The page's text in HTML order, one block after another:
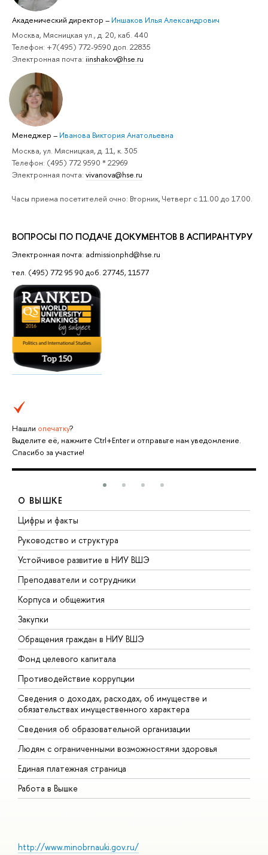
Академический директор – Иншаков Илья Александрович
Москва, Мясницкая ул., д. 20, каб. 440
Телефон: +7(495) 772-9590 доп. 22835
Электронная почта: iinshakov@hse.ru
Менеджер – Иванова Виктория Анатольевна
Москва, ул. Мясницкая, д. 11, к. 305
Телефон: (495) 772 9590 * 22969
Электронная почта: vivanova@hse.ru
Часы приема посетителей очно: Вторник, Четверг с 11.00 до 17.00.
ВОПРОСЫ ПО ПОДАЧЕ ДОКУМЕНТОВ В АСПИРАНТУРУ
Электронная почта: admissionphd@hse.ru
тел. (495) 772 95 90 доб. 27745, 11577
Нашли опечатку?
Выделите её, нажмите Ctrl+Enter и отправьте нам уведомление.
Спасибо за участие!
О ВЫШКЕ
Цифры и факты
Руководство и структура
Устойчивое развитие в НИУ ВШЭ
Преподаватели и сотрудники
Корпуса и общежития
Закупки
Обращения граждан в НИУ ВШЭ
Фонд целевого капитала
Противодействие коррупции
Сведения о доходах, расходах, об имуществе и
обязательствах имущественного характера
Сведения об образовательной организации
Людям с ограниченными возможностями здоровья
Единая платежная страница
Работа в Вышке
http://www.minobrnauki.gov.ru/